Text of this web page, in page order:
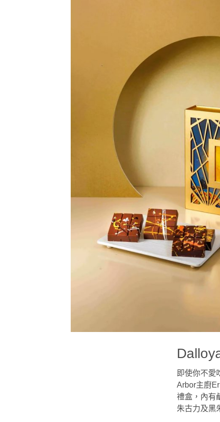
即使你不愛
Arbor主廚
禮盒，內有
朱古力及黑